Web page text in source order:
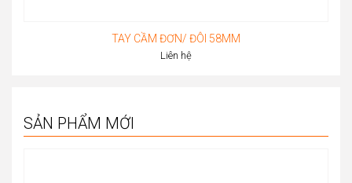
TAY CẦM ĐƠN/ ĐÔI 58MM
Liên hệ
SẢN PHẨM MỚI